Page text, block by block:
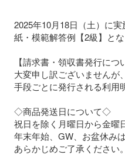
2025年10月18日（土）に
紙・模範解答例【2級】とな
【請求書・領収書発行につ
大変申し訳ございませんが
手段ごとに発行される利用
◇商品発送日について◇
祝日を除く月曜日から金曜
年末年始、GW、お盆休み
あらかじめご了承ください。